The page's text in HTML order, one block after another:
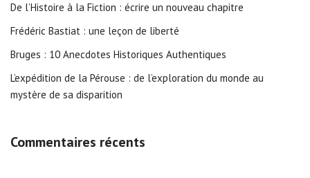
De l’Histoire à la Fiction : écrire un nouveau chapitre
Frédéric Bastiat : une leçon de liberté
Bruges : 10 Anecdotes Historiques Authentiques
L’expédition de la Pérouse : de l’exploration du monde au
mystère de sa disparition
Commentaires récents